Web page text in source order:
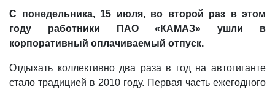
С понедельника, 15 июля, во второй раз в этом
году работники ПАО «КАМАЗ» ушли в
корпоративный оплачиваемый отпуск.
Отдыхать коллективно два раза в год на автогиганте
стало традицией в 2010 году. Первая часть ежегодного